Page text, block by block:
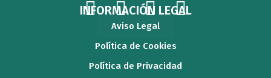
F
c
e
T
w
i
t
Y
o
u
t
I
t
INFORMACIÓN LEGAL
Aviso Legal
Política de Cookies
Política de Privacidad